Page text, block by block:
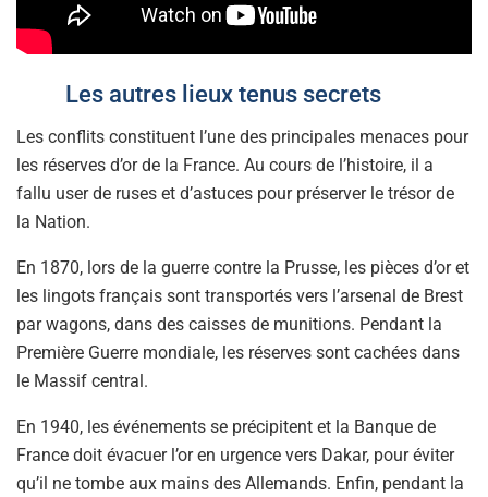
Les autres lieux tenus secrets
Les conflits constituent l’une des principales menaces pour
les réserves d’or de la France. Au cours de l’histoire, il a
fallu user de ruses et d’astuces pour préserver le trésor de
la Nation.
En 1870, lors de la guerre contre la Prusse, les pièces d’or et
les lingots français sont transportés vers l’arsenal de Brest
par wagons, dans des caisses de munitions. Pendant la
Première Guerre mondiale, les réserves sont cachées dans
le Massif central.
En 1940, les événements se précipitent et la Banque de
France doit évacuer l’or en urgence vers Dakar, pour éviter
qu’il ne tombe aux mains des Allemands. Enfin, pendant la